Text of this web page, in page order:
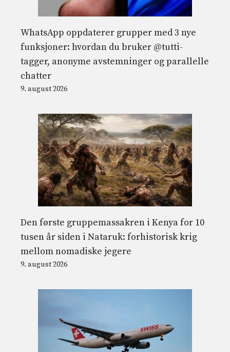
WhatsApp oppdaterer grupper med 3 nye
funksjoner: hvordan du bruker @tutti-
tagger, anonyme avstemninger og parallelle
chatter
9. august 2026
Den første gruppemassakren i Kenya for 10
tusen år siden i Nataruk: forhistorisk krig
mellom nomadiske jegere
9. august 2026